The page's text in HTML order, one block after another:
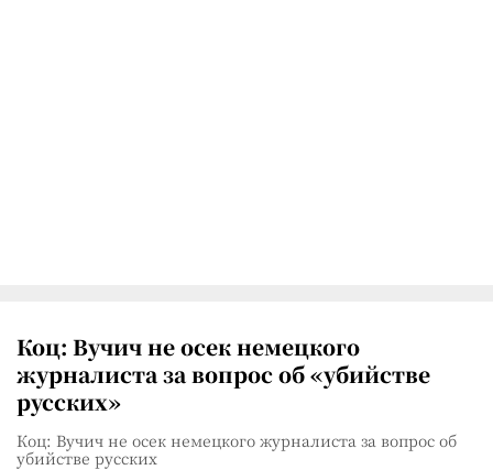
Коц: Вучич не осек немецкого
журналиста за вопрос об «убийстве
русских»
Коц: Вучич не осек немецкого журналиста за вопрос об
убийстве русских